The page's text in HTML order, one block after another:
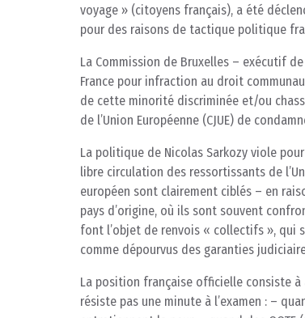
voyage » (citoyens français), a été
pour des raisons de tactique politique
La Commission de Bruxelles – exécutif
France pour infraction au droit
de cette minorité discriminée et/ou
de l’Union Européenne (CJUE) de
La politique de Nicolas Sarkozy viole
libre circulation des ressortissants de
européen sont clairement ciblés – en
pays d’origine, où ils sont souvent
font l’objet de renvois « collectifs », qui
comme dépourvus des garanties
La position française officielle consiste
résiste pas une minute à l’examen : –